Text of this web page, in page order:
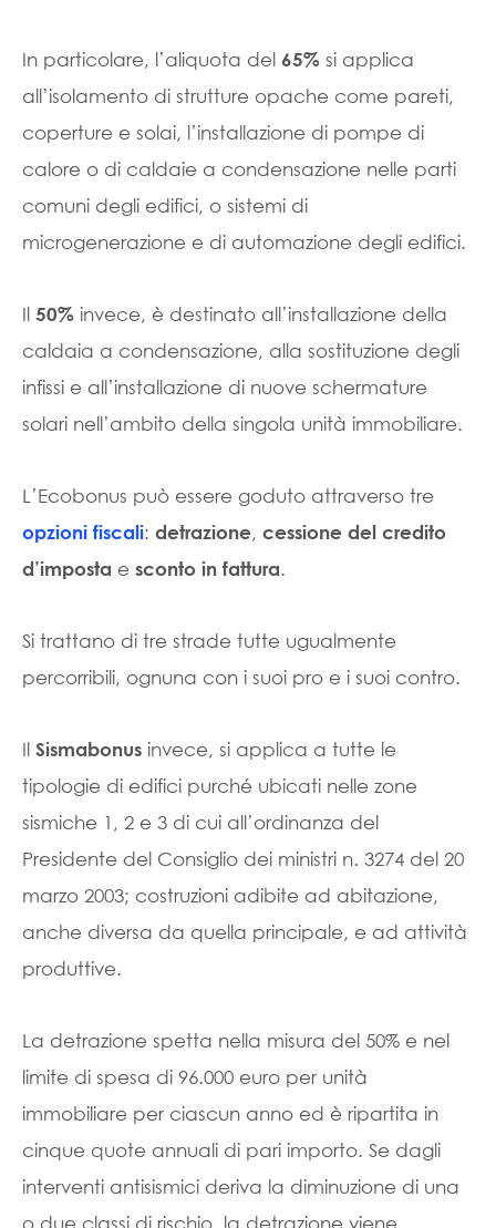
In particolare, l’aliquota del 65% si applica
all’isolamento di strutture opache come pareti,
coperture e solai, l’installazione di pompe di
calore o di caldaie a condensazione nelle parti
comuni degli edifici, o sistemi di
microgenerazione e di automazione degli edifici.
Il 50% invece, è destinato all’installazione della
caldaia a condensazione, alla sostituzione degli
infissi e all’installazione di nuove schermature
solari nell’ambito della singola unità immobiliare.
L’Ecobonus può essere goduto attraverso tre
opzioni fiscali: detrazione, cessione del credito
d’imposta e sconto in fattura.
Si trattano di tre strade tutte ugualmente
percorribili, ognuna con i suoi pro e i suoi contro.
Il Sismabonus invece, si applica a tutte le
tipologie di edifici purché ubicati nelle zone
sismiche 1, 2 e 3 di cui all’ordinanza del
Presidente del Consiglio dei ministri n. 3274 del 20
marzo 2003; costruzioni adibite ad abitazione,
anche diversa da quella principale, e ad attività
produttive.
La detrazione spetta nella misura del 50% e nel
limite di spesa di 96.000 euro per unità
immobiliare per ciascun anno ed è ripartita in
cinque quote annuali di pari importo. Se dagli
interventi antisismici deriva la diminuzione di una
o due classi di rischio, la detrazione viene